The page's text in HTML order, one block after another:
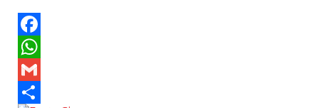
Facebook
WhatsApp
Gmail